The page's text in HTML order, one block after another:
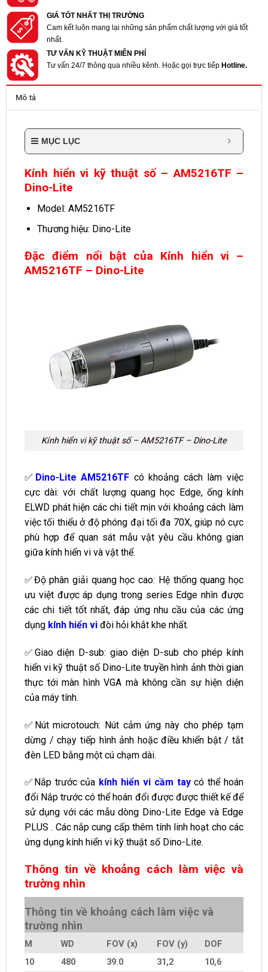
GIÁ TỐT NHẤT THỊ TRƯỜNG
Cam kết luôn mang lại những sản phẩm chất lượng với giá tốt
nhất.
TƯ VẤN KỸ THUẬT MIỄN PHÍ
Tư vấn 24/7 thông qua nhiều kênh. Hoặc gọi trực tiếp Hotline.
Mô tả
MỤC LỤC
Kính hiển vi kỹ thuật số – AM5216TF –
Dino-Lite
Model: AM5216TF
Thương hiệu: Dino-Lite
Đặc điểm nổi bật của Kính hiển vi –
AM5216TF – Dino-Lite
Kính hiển vi kỹ thuật số – AM5216TF – Dino-Lite
✅ Dino-Lite AM5216TF có khoảng cách làm việc
cực dài: với chất lượng quang học Edge, ống kính
ELWD phát hiện các chi tiết mịn với khoảng cách làm
việc tối thiểu ở độ phóng đại tối đa 70X, giúp nó cực
phù hợp để quan sát mẫu vật yêu cầu không gian
giữa kính hiển vi và vật thể.
✅Độ phân giải quang học cao: Hệ thống quang học
ưu việt được áp dụng trong series Edge nhìn được
các chi tiết tốt nhất, đáp ứng nhu cầu của các ứng
dụng kính hiển vi đòi hỏi khắt khe nhất.
✅Giao diện D-sub: giao diện D-sub cho phép kính
hiển vi kỹ thuật số Dino-Lite truyền hình ảnh thời gian
thực tới màn hình VGA mà không cần sự hiện diện
của máy tính.
✅Nút microtouch: Nút cảm ứng này cho phép tạm
dừng / chạy tiếp hình ảnh hoặc điều khiển bật / tắt
đèn LED bằng một cú chạm dài.
✅Nắp trước của kính hiển vi cầm taycó thể hoán
đổi Nắp trước có thể hoán đổi được được thiết kế để
sử dụng với các mẫu dòng Dino-Lite Edge và Edge
PLUS . Các nắp cung cấp thêm tính linh hoạt cho các
ứng dụng kính hiển vi kỹ thuật số Dino-Lite.
Thông tin về khoảng cách làm việc và
trường nhìn
Thông tin về khoảng cách làm việc và
trường nhìn
M WD FOV (x) FOV (y)
DOF
10
480 39.0 31,2 10,6